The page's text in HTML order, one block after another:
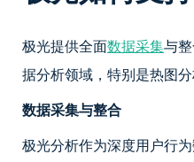
极光提供全面数据采集与
据分析领域，特别是热图
数据采集与整合
极光分析作为深度用户行